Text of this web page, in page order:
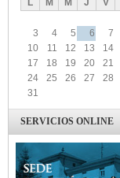
L M M J V
3
4 5 6 7
10
11 12 13 14
17
18 19 20 21
24
25 26 27 28
31
SERVICIOS ONLINE